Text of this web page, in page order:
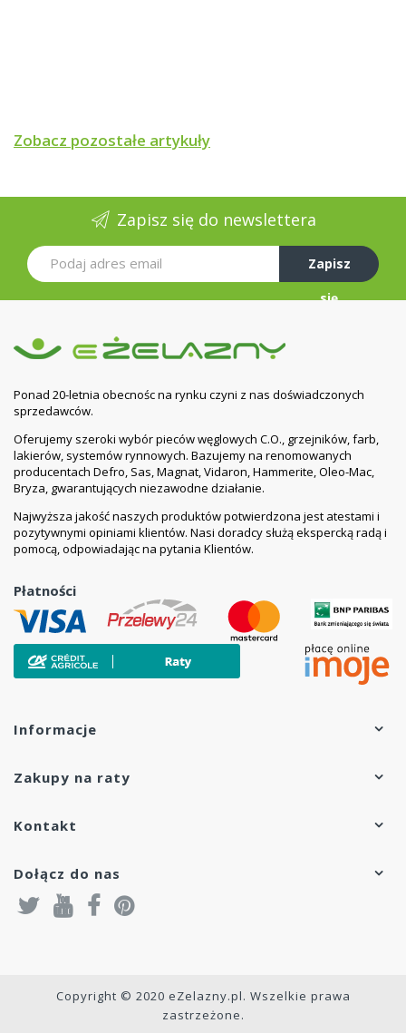
Zobacz pozostałe artykuły
Zapisz się do newslettera
Zapisz
się
Ponad 20-letnia obecnośc na rynku czyni z nas doświadczonych
sprzedawców.
Oferujemy szeroki wybór pieców węglowych C.O., grzejników, farb,
lakierów, systemów rynnowych. Bazujemy na renomowanych
producentach Defro, Sas, Magnat, Vidaron, Hammerite, Oleo-Mac,
Bryza, gwarantujących niezawodne działanie.
Najwyższa jakość naszych produktów potwierdzona jest atestami i
pozytywnymi opiniami klientów. Nasi doradcy służą ekspercką radą i
pomocą, odpowiadając na pytania Klientów.
Płatności
Informacje
Zakupy na raty
Kontakt
Dołącz do nas
Copyright © 2020 eZelazny.pl. Wszelkie prawa
zastrzeżone.